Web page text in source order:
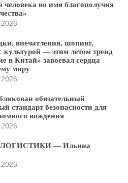
во имя благополучия
впечатления, шопинг,
культурой — этим летом тренд
в Китай» завоевал сердца
миру
обязательный
стандарт безопасности для
вождения
— Ильина